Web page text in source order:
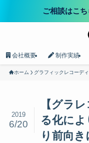
ご相談はこ
会社概要 制作実績
ホーム グラフィックレコーデ
【グラ
る化に
り前向き
2019
6/20